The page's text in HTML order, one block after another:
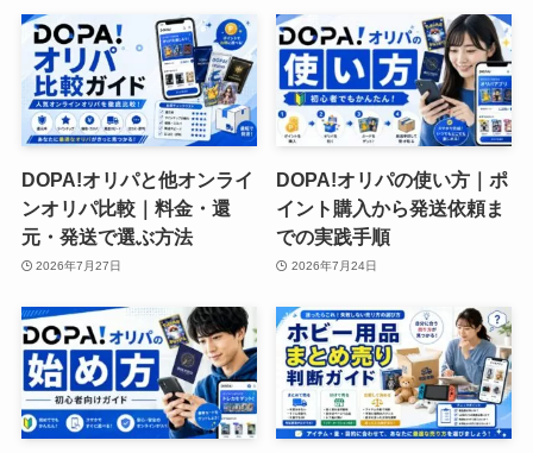
DOPA!オリパと他オンライ
ンオリパ比較｜料金・還
元・発送で選ぶ方法
2026年7月27日
DOPA!オリパの使い方｜ポ
イント購入から発送依頼ま
での実践手順
2026年7月24日